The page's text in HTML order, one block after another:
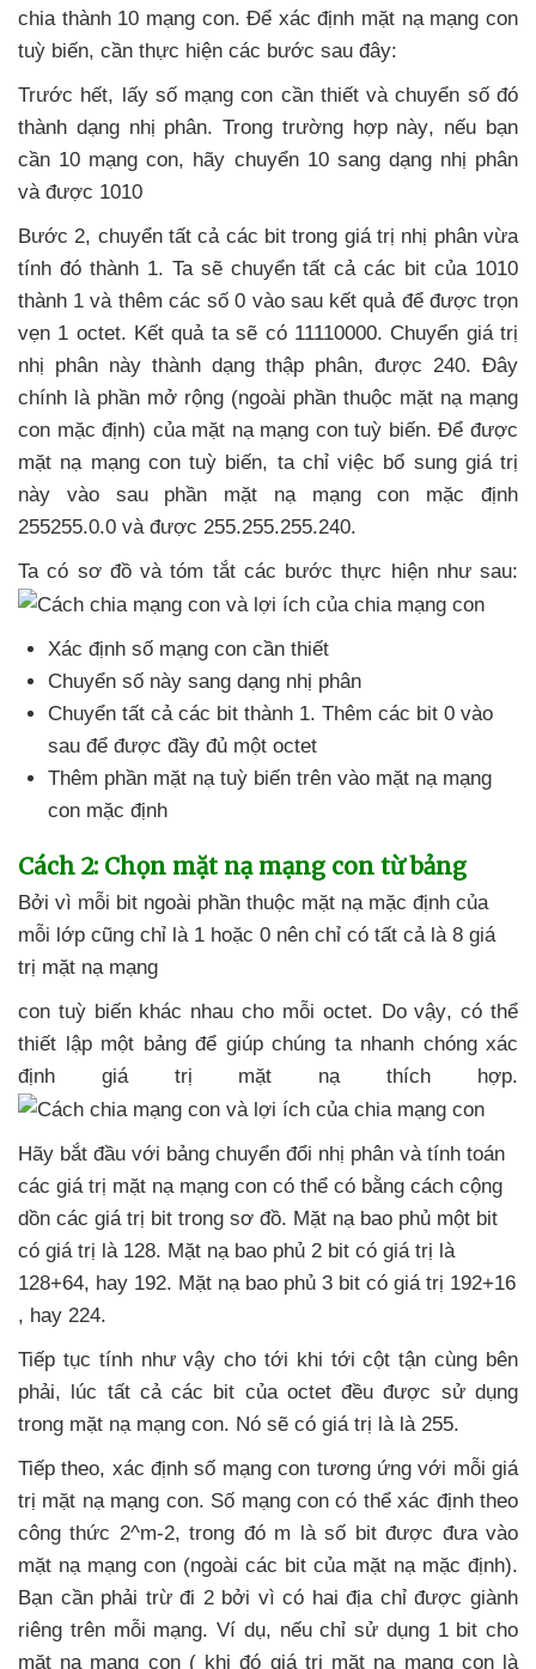
chia thành 10 mạng con. Để xác định mặt nạ mạng con
tuỳ biến, cần thực hiện các bước sau đây:
Trước hết, lấy số mạng con cần thiếtvà chuyển số đó
thành dạng nhị phân. Trong trường hợp này, nếu bạn
cần 10 mạng con, hãy chuyển 10 sang dạng nhị phân
và được 1010
Bước 2, chuyểntất cả các bit trong giá trị nhị phân vừa
tính đó thành 1. Ta sẽ chuyểntất cảcác bitcủa 1010
thành 1và thêm các số 0 vào sau kết quả để được trọn
vẹn 1 octet. Kết quả tasẽ có 11110000. Chuyển giá trị
nhị phân này thành dạng thập phân, được 240. Đây
chính là phần mở rộng (ngoài phần thuộc mặt nạ mạng
con mặc định) của mặt nạ mạng con tuỳ biến. Đểđược
mặt nạ mạng con tuỳ biến, ta chỉ việc bổ sung giá trị
này vào sau phần mặt nạ mạng con mặc định
255255.0.0 và được 255.255.255.240.
Ta có sơ đồ và tóm tắt các bước thực hiện như sau:
Xác định số mạng con cần thiết
Chuyển số này sang dạng nhị phân
Chuyển tất cả các bit thành 1. Thêm các bit 0 vào
sau để được đầy đủ một octet
Thêm phần mặt nạ tuỳ biến trên vào mặt nạ mạng
con mặc định
Cách 2: Chọn mặt nạ mạng con từ bảng
Bởi vì mỗi bit ngoài phần thuộc mặt nạ mặc định của
mỗi lớp cũng chỉ là 1 hoặc 0 nên chỉ có tất cả là 8 giá
trị mặt nạ mạng
con tuỳ biến khác nhau cho mỗi octet. Do vậy,có thể
thiết lập một bảng để giúp chúng ta nhanh chóng xác
định giá trị mặt nạ thích hợp.
Hãy bắt đầu với bảng chuyển đổi nhị phân và tính toán
các giá trị mặt nạ mạng con có thể có bằng cách cộng
dồn các giá trị bit trong sơ đồ. Mặt nạ bao phủ một bit
có giá trị là 128. Mặt nạ bao phủ 2 bit có giá trị là
128+64, hay 192. Mặt nạ bao phủ 3 bit có giá trị 192+16
, hay 224.
Tiếp tục tính như vậy cho tới khi tới cột tận cùng bên
phải, lúc tất cảcác bit của octet đềuđược sử dụng
trong mặt nạ mạng con. Nó sẽ có giá trị là là 255.
Tiếp theo, xác định số mạng con tương ứngvới mỗi giá
trị mặt nạ mạng con. Số mạng concó thể xác định theo
công thức 2^m-2, trong đó m là số bitđược đưa vào
mặt nạ mạng con (ngoài các bit của mặt nạ mặc định).
Bạn cần phải trừ đi 2 bởi vì có hai địa chỉđược giành
riêng trên mỗi mạng. Ví dụ, nếu chỉ sử dụng 1 bit cho
mặt nạ mạng con (khi đó giá trị mặt nạ mạng con là